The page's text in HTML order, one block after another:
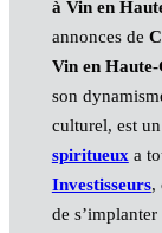
à Vin en
annonces de
Vin en
son
culturel, est
spiritueuxa
Investisseurs,
de